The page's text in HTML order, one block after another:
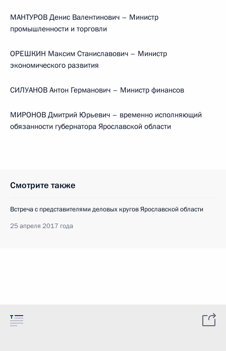
МАНТУРОВ Денис Валентинович – Министр
промышленности и торговли
ОРЕШКИН Максим Станиславович – Министр
экономического развития
СИЛУАНОВ Антон Германович – Министр финансов
МИРОНОВ Дмитрий Юрьевич – временно исполняющий
обязанности губернатора Ярославской области
Смотрите также
Встреча с представителями деловых кругов Ярославской области
25 апреля 2017 года